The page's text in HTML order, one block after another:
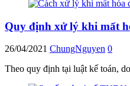
Quy định xử lý khi mất
26/04/2021 ChungNguyen 0
Theo quy định tại luật kế toán,